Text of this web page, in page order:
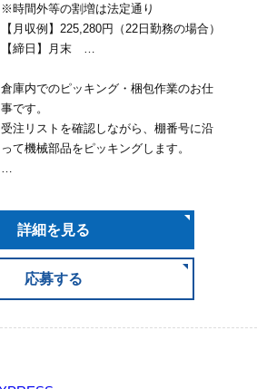
※時間外等の割増は法定通り
【月収例】225,280円（22日勤務の場合）
【締日】月末 …
倉庫内でのピッキング・梱包作業のお仕
事です。
受注リストを確認しながら、棚番号に沿
って機械部品をピッキングします。
詳細を見る
応募する